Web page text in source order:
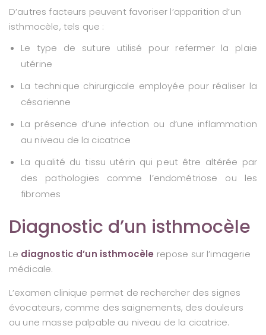
D’autres facteurs peuvent favoriser l’apparition d’un
isthmocèle, tels que :
Le type de suture utilisé pour refermer la plaie
utérine
La technique chirurgicale employée pour réaliser la
césarienne
La présence d’une infection ou d’une inflammation
au niveau de la cicatrice
La qualité du tissu utérin qui peut être altérée par
des pathologies comme l’endométriose ou les
fibromes
Diagnostic d’un isthmocèle
Le diagnostic d’un isthmocèle repose sur l’imagerie
médicale.
L’examen clinique permet de rechercher des signes
évocateurs, comme des saignements, des douleurs
ou une masse palpable au niveau de la cicatrice.